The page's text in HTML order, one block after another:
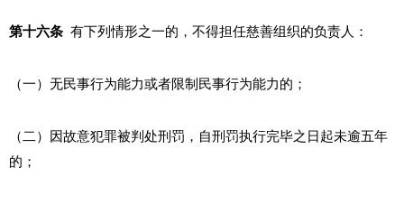
第十六条 有下列情形之一的，不得担任慈善组织的负责人：
（一）无民事行为能力或者限制民事行为能力的；
（二）因故意犯罪被判处刑罚，自刑罚执行完毕之日起未逾五年
的；